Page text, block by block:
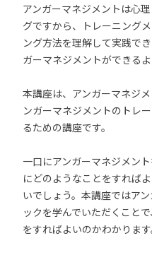
アンガーマネジメントは心
グですから、トレーニング
ング方法を理解して実践で
ガーマネジメントができるよ
本講座は、アンガーマネジ
ンガーマネジメントのトレ
るための講座です。
一口にアンガーマネジメン
にどのようなことをすれば
いでしょう。本講座ではア
ックを学んでいただくこと
をすればよいのかわかります